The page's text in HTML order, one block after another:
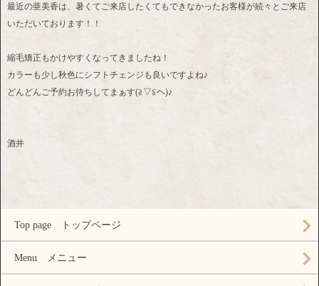
最近の亜美香は、暑くてご来店したくてもできなかったお客様が続々とご来店
いただいております！！
縮毛矯正もかけやすくなってきましたね！
カラーも少し秋色にシフトチェンジも良いですよね♪
どんどんご予約お待ちしてまぁす(≧▽≦ヘ)♪
酒井
Top page トップページ
Menu メニュー